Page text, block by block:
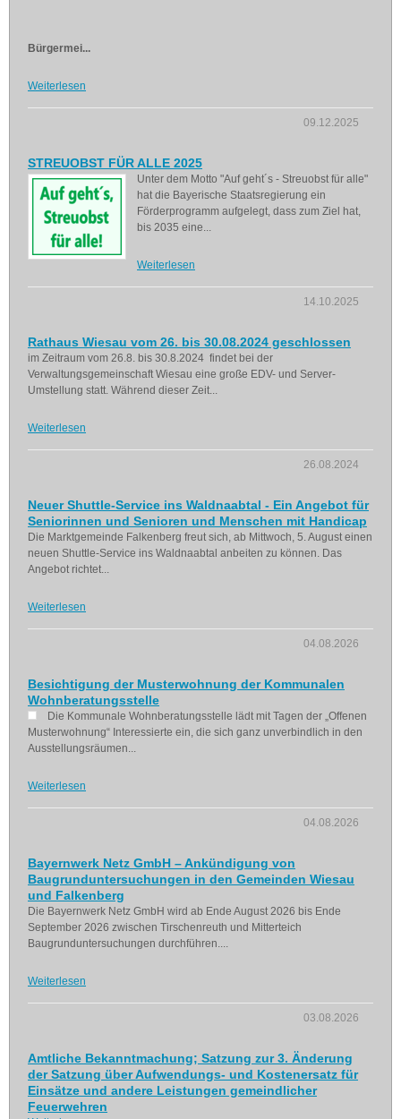
Bürgermei...
Weiterlesen
09.12.2025
STREUOBST FÜR ALLE 2025
Unter dem Motto "Auf geht´s - Streuobst für alle"
hat die Bayerische Staatsregierung ein
Förderprogramm aufgelegt, dass zum Ziel hat,
bis 2035 eine...
Weiterlesen
14.10.2025
Rathaus Wiesau vom 26. bis 30.08.2024 geschlossen
im Zeitraum vom 26.8. bis 30.8.2024 findet bei der
Verwaltungsgemeinschaft Wiesau eine große EDV- und Server-
Umstellung statt. Während dieser Zeit...
Weiterlesen
26.08.2024
Neuer Shuttle-Service ins Waldnaabtal - Ein Angebot für
Seniorinnen und Senioren und Menschen mit Handicap
Die Marktgemeinde Falkenberg freut sich, ab Mittwoch, 5. August einen
neuen Shuttle-Service ins Waldnaabtal anbeiten zu können. Das
Angebot richtet...
Weiterlesen
04.08.2026
Besichtigung der Musterwohnung der Kommunalen
Wohnberatungsstelle
Die Kommunale Wohnberatungsstelle lädt mit Tagen der „Offenen
Musterwohnung“ Interessierte ein, die sich ganz unverbindlich in den
Ausstellungsräumen...
Weiterlesen
04.08.2026
Bayernwerk Netz GmbH – Ankündigung von
Baugrunduntersuchungen in den Gemeinden Wiesau
und Falkenberg
Die Bayernwerk Netz GmbH wird ab Ende August 2026 bis Ende
September 2026 zwischen Tirschenreuth und Mitterteich
Baugrunduntersuchungen durchführen....
Weiterlesen
03.08.2026
Amtliche Bekanntmachung; Satzung zur 3. Änderung
der Satzung über Aufwendungs- und Kostenersatz für
Einsätze und andere Leistungen gemeindlicher
Feuerwehren